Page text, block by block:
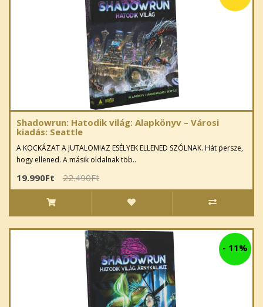
Shadowrun: Hatodik világ: Alapkönyv – Városi
kiadás: Seattle
A KOCKÁZAT A JUTALOM!AZ ESÉLYEK ELLENED SZÓLNAK. Hát persze,
hogy ellened. A másik oldalnak töb..
19.990Ft 22.490Ft
- 11%